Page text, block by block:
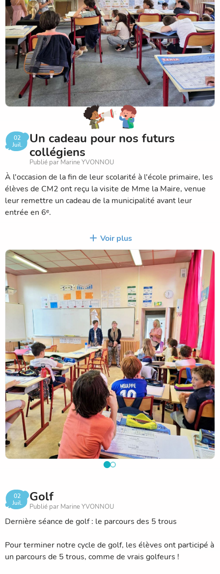
bientôt pour avoir de leurs nouvelles !
02
Juil.
Un cadeau pour nos futurs
collégiens
Publié par Marine YVONNOU
À l'occasion de la fin de leur scolarité à l'école primaire, les
élèves de CM2 ont reçu la visite de Mme la Maire, venue
leur remettre un cadeau de la municipalité avant leur
entrée en 6ᵉ.
Chaque élève s'est vu offrir une clé USB, un présent à la
fois pratique et symbolique qui les accompagnera dans la
poursuite de leur parcours scolaire.
Nous remercions chaleureusement la municipalité pour
cette attention portée à nos futurs collégiens et souhaitons
à tous nos élèves de CM2 une belle réussite dans cette
nouvelle étape de leur scolarité.
Voir plus
02
Juil.
Golf
Publié par Marine YVONNOU
Dernière séance de golf : le parcours des 5 trous
Pour terminer notre cycle de golf, les élèves ont participé à
un parcours de 5 trous, comme de vrais golfeurs !